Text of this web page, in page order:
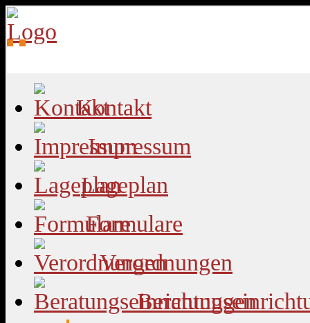
Kontakt
Impressum
Lageplan
Formulare
Verordnungen